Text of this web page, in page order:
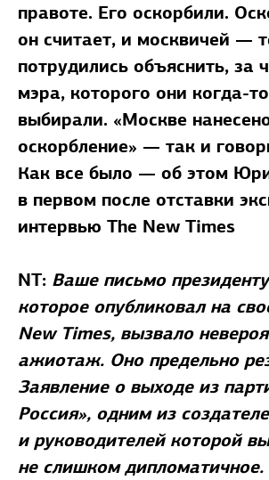
правоте. Его оскорбили.
он считает, и москвичей —
потрудились объяснить, за
мэра, которого они когда-
выбирали. «Москве
оскорбление» — так и
Как все было — об этом
в первом после отставки
интервью The New Times
NT: Ваше письмо
которое опубликовал на
New Times, вызвало
ажиотаж. Оно предельно
Заявление о выходе из
Россия», одним из
и руководителей которой
не слишком